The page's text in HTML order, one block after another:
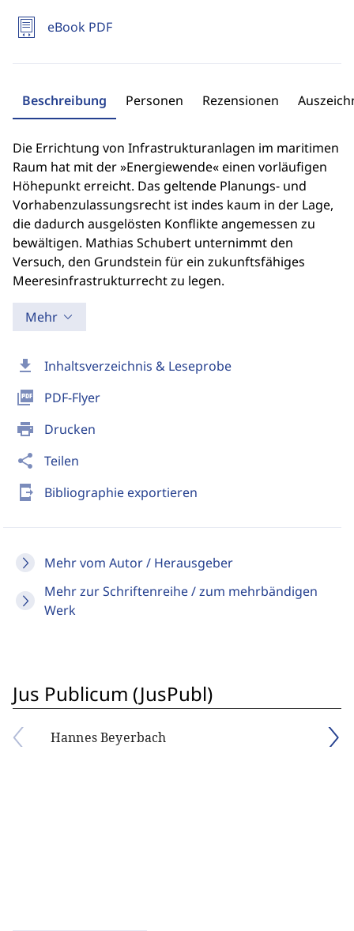
download Inhaltsverzeichnis & Leseprobe
picture_as_pdf PDF-Flyer
print Drucken
share Teilen
send_to_mobile Bibliographie exportieren
Mehr vom Autor / Herausgeber
Mehr zur Schriftenreihe / zum mehrbändigen
Werk
eBook PDF
Beschreibung Personen Rezensionen
Die Errichtung von Infrastrukturanlagen im maritimen
Raum hat mit der »Energiewende« einen vorläufigen
Höhepunkt erreicht. Das geltende Planungs- und
Vorhabenzulassungsrecht ist indes kaum in der Lage,
die dadurch ausgelösten Konflikte angemessen zu
bewältigen. Mathias Schubert unternimmt den
Versuch, den Grundstein für ein zukunftsfähiges
Meeresinfrastrukturrecht zu legen.
Mehr
Jus Publicum (JusPubl)
Hannes Beyerbach